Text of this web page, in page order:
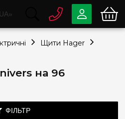
на 96
ФІЛЬТР
80033-63-07
Безкоштовно
334-79-78
Щити Hager